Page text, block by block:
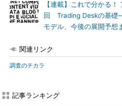
【連載】これで分かる
回 Trading Deskの基礎
モデル、今後の展開予想
関連リンク
調査のチカラ
記事ランキング